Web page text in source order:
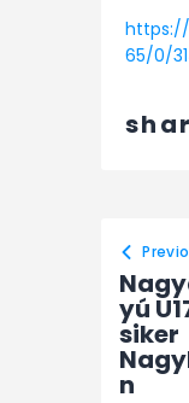
65/0/
yú
siker
n